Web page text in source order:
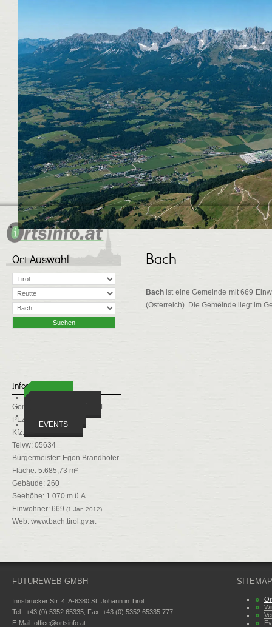
WIRTSCHAFT
EVENTS
Ort Auswahl
Infos
Gemeindekennziffer: 70801
PLZ: 6653
Kfz: RE
Telvw: 05634
Bürgermeister: Egon Brandhofer
Fläche: 5.685,73 m²
Gebäude: 260
Seehöhe: 1.070 m ü.A.
Einwohner: 669 (1 Jan 2012)
Web: www.bach.tirol.gv.at
Bach
Bach ist eine Gemeinde mit 669
(Österreich). Die Gemeinde liegt im
FUTUREWEB GMBH
Innsbrucker Str. 4, A-6380 St. Johann in Tirol
Tel.: +43 (0) 5352 65335, Fax: +43 (0) 5352 65335 777
E-Mail: office@ortsinfo.at
SITEMAP